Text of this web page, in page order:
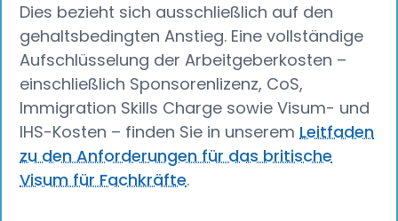
Dies bezieht sich ausschließlich auf den
gehaltsbedingten Anstieg. Eine vollständige
Aufschlüsselung der Arbeitgeberkosten –
einschließlich Sponsorenlizenz, CoS,
Immigration Skills Charge sowie Visum- und
IHS-Kosten – finden Sie in unseremLeitfaden
zu den Anforderungen für das britische
Visum für Fachkräfte.